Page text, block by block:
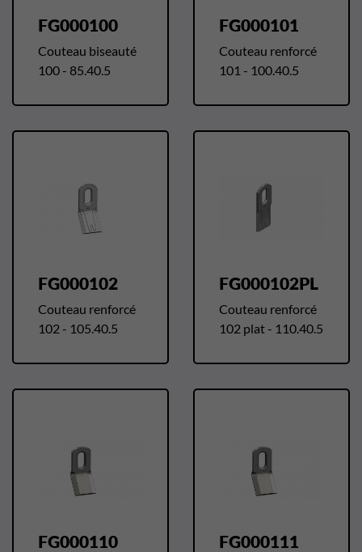
FG000100
Couteau biseauté
100 - 85.40.5
FG000101
Couteau renforcé
101 - 100.40.5
FG000102
Couteau renforcé
102 - 105.40.5
FG000102PL
Couteau renforcé
102 plat - 110.40.5
FG000110 FG000111